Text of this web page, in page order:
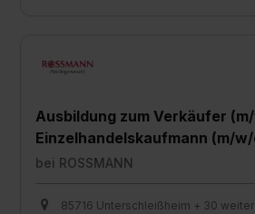
Ausbildung zum Verkäufer
Einzelhandelskaufmann (m/
bei ROSSMANN
85716 Unterschleißheim + 30